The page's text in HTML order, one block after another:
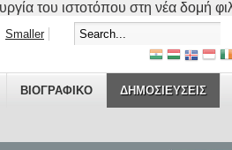
του ιστοτόπου στη νέα δομή
ΒΙΟΓΡΑΦΙΚO ΔΗΜΟΣΙΕΥΣΕΙΣ
Smaller